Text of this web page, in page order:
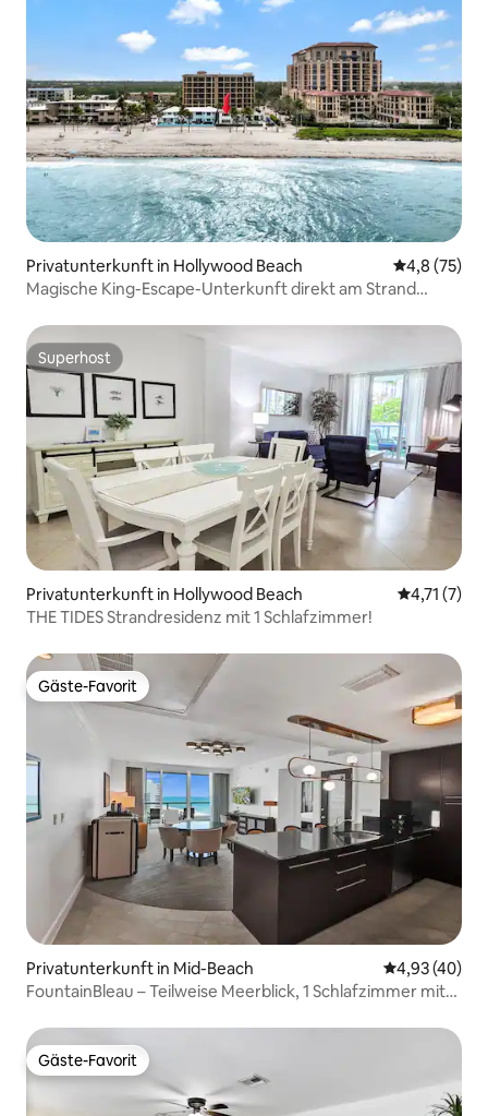
Privatunterkunft in Hollywood Beach
4,8 (75)
Magische King-Escape-Unterkunft direkt am Strand
Superhost
Superhost
Privatunterkunft in Hollywood Beach
4,71 (7)
THE TIDES Strandresidenz mit 1 Schlafzimmer!
Gäste-Favorit
Gäste-Favorit
Privatunterkunft in Mid-Beach
4,93 (40)
FountainBleau – Teilweise Meerblick, 1 Schlafzimmer mit
Gäste-Favorit
Gäste-Favorit